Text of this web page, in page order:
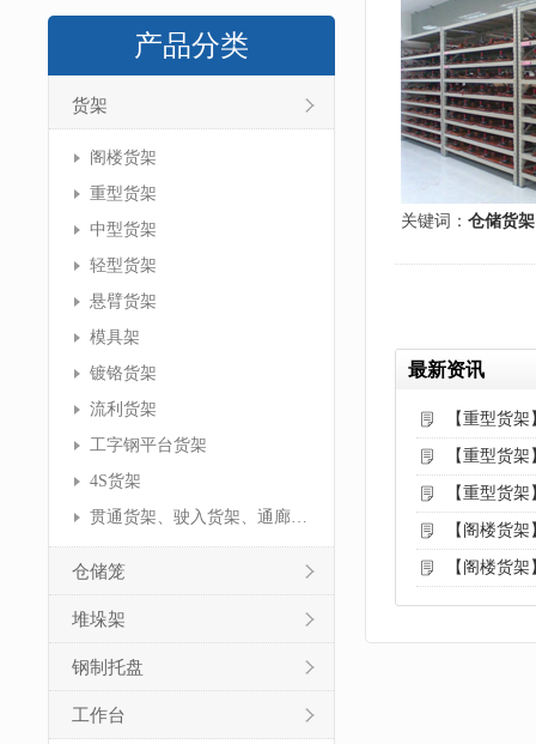
产品分类
货架
阁楼货架
重型货架
中型货架
轻型货架
悬臂货架
模具架
镀铬货架
流利货架
工字钢平台货架
4S货架
贯通货架、驶入货架、通廊货架
仓储笼
堆垛架
钢制托盘
工作台
关键词： 仓储货架
最新资讯
【重型货
【重型货
【重型货
【阁楼货
【阁楼货